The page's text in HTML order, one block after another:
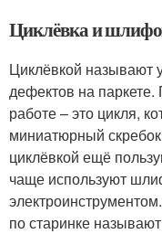
Циклёвка и
Циклёвкой называют
дефектов на паркете.
работе – это цикля,
миниатюрный
циклёвкой ещё
чаще используют
по старинке